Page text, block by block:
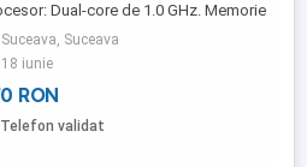
Dual-core de 1.0 GHz. Memorie
1 GB. Stocare internă: 8 GB, cu
de extindere prin card
Cameră: Cameră principală de 2
cameră frontală VGA. Sistem de
Android 4.4 KitKat. Baterie:
Suceava, Suceava
18 iunie
RON
Telefon validat